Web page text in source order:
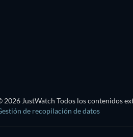
2026 JustWatch Todos los contenidos
de recopilación de datos